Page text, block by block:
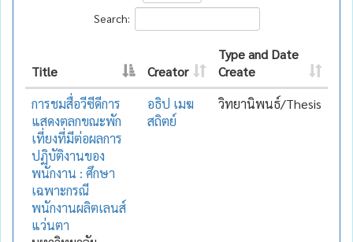
Search:
Title Creator
Type and Date
Create
การชมสื่อวีซีดีการ
แสดงตลกขณะพัก
เที่ยงที่มีต่อผลการ
ปฏิบัติงานของ
พนักงาน : ศึกษา
เฉพาะกรณี
พนักงานผลิตเลนส์
แว่นตา
อธิป เมฆ
สถิตย์
วิทยานิพนธ์/Thesis